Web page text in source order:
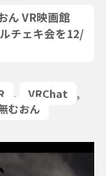
ん VR映画館
チェキ会を12/
, VRChat
,
むおん